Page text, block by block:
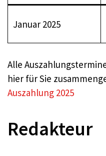
Januar 2025
Alle
hier für Sie
Auszahlung 2025
Redakteur